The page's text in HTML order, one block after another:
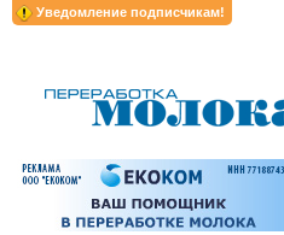
Уведомление подписчикам!